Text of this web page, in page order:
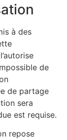
à des
de
de partage
sera
est requise.
repose